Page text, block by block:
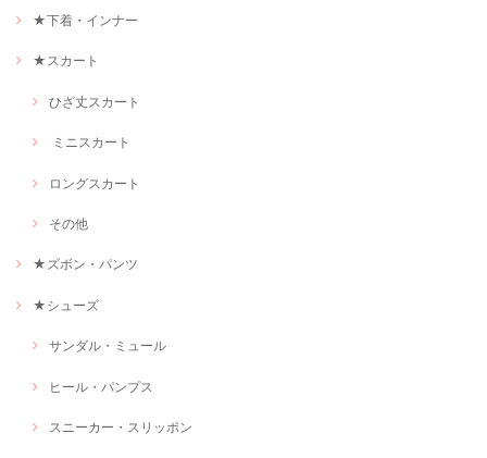
★下着・インナー
★スカート
ひざ丈スカート
ミニスカート
ロングスカート
その他
★ズボン・パンツ
★シューズ
サンダル・ミュール
ヒール・パンプス
スニーカー・スリッポン